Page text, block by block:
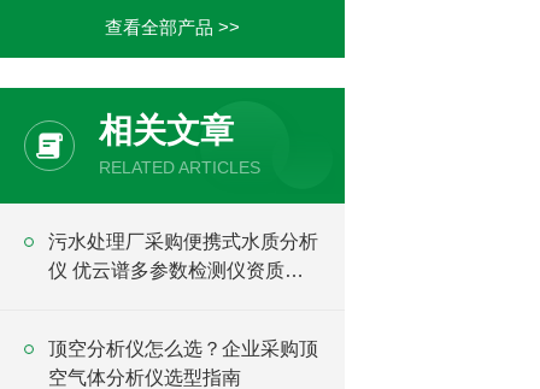
查看全部产品 >>
相关文章
RELATED ARTICLES
污水处理厂采购便携式水质分析
仪 优云谱多参数检测仪资质齐
顶空分析仪怎么选？企业采购顶
空气体分析仪选型指南